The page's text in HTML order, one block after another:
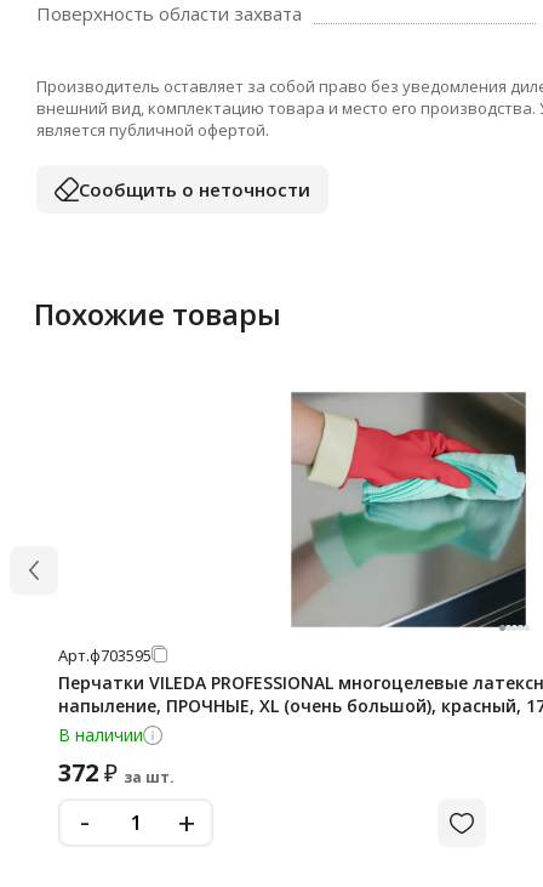
Поверхность области захвата
Производитель оставляет за собой право без уведомления
внешний вид, комплектацию товара и место его
является публичной офертой.
Сообщить о неточности
Похожие товары
Арт.ф703595
Перчатки VILEDA PROFESSIONAL многоцелевые
напыление, ПРОЧНЫЕ, XL (очень большой), красный,
В наличии
372₽ за шт.
- +